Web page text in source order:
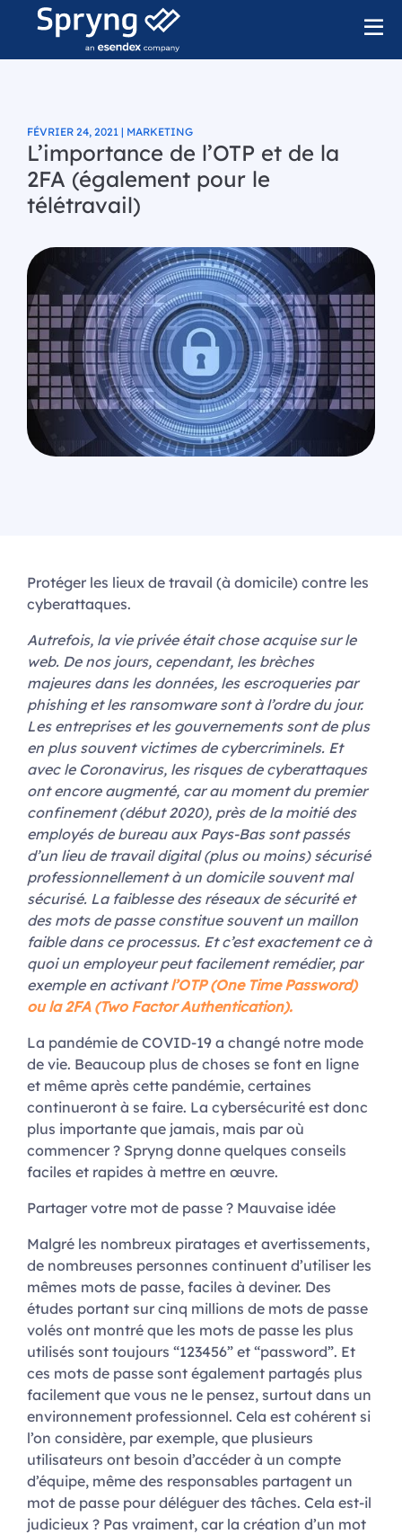
FÉVRIER 24, 2021 | MARKETING
L’importance de l’OTP et de la
2FA (également pour le
télétravail)
Protéger les lieux de travail (à domicile) contre les
cyberattaques.
Autrefois, la vie privée était chose acquise sur le
web. De nos jours, cependant, les brèches
majeures dans les données, les escroqueries par
phishing et les ransomware sont à l’ordre du jour.
Les entreprises et les gouvernements sont de plus
en plus souvent victimes de cybercriminels. Et
avec le Coronavirus, les risques de cyberattaques
ont encore augmenté, car au moment du premier
confinement (début 2020), près de la moitié des
employés de bureau aux Pays-Bas sont passés
d’un lieu de travail digital (plus ou moins) sécurisé
professionnellement à un domicile souvent mal
sécurisé. La faiblesse des réseaux de sécurité et
des mots de passe constitue souvent un maillon
faible dans ce processus. Et c’est exactement ce à
quoi un employeur peut facilement remédier, par
exemple en activantl’OTP (One Time Password)
ou la 2FA (Two Factor Authentication).
La pandémie de COVID-19 a changé notre mode
de vie. Beaucoup plus de choses se font en ligne
et même après cette pandémie, certaines
continueront à se faire. La cybersécurité est donc
plus importante que jamais, mais par où
commencer ? Spryng donne quelques conseils
faciles et rapides à mettre en œuvre.
Partager votre mot de passe ? Mauvaise idée
Malgré les nombreux piratages et avertissements,
de nombreuses personnes continuent d’utiliser les
mêmes mots de passe, faciles à deviner. Des
études portant sur cinq millions de mots de passe
volés ont montré que les mots de passe les plus
utilisés sont toujours “123456” et “password”. Et
ces mots de passe sont également partagés plus
facilement que vous ne le pensez, surtout dans un
environnement professionnel. Cela est cohérent si
l’on considère, par exemple, que plusieurs
utilisateurs ont besoin d’accéder à un compte
d’équipe, même des responsables partagent un
mot de passe pour déléguer des tâches. Cela est-il
judicieux ? Pas vraiment, car la création d’un mot